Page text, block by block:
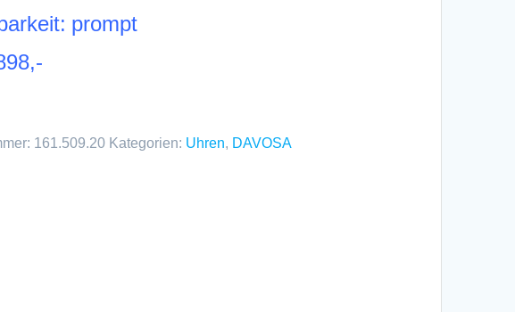
prompt
161.509.20 Kategorien: Uhren, DAVOSA